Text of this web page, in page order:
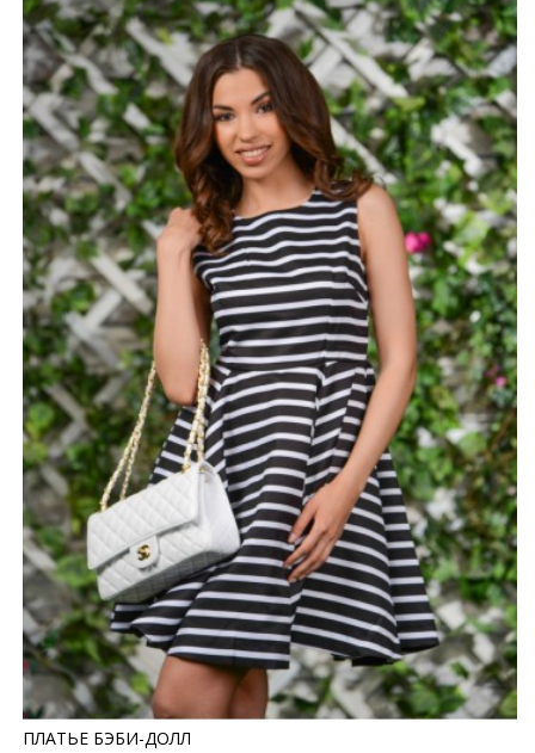
ПЛАТЬЕ БЭБИ-ДОЛЛ